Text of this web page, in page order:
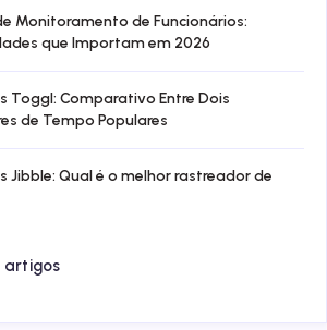
Monitoramento de Funcionários:
que Importam em 2026
Toggl: Comparativo Entre Dois
de Tempo Populares
Jibble: Qual é o melhor rastreador de
artigos